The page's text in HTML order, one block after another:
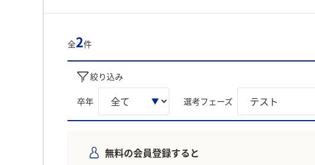
Vote
全2件
絞り込み
卒年 選考フェーズ
無料の会員登録すると